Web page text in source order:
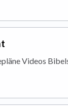
Videos